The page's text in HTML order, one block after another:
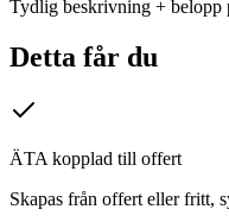
Tydlig beskrivning +
Detta får du
ÄTA kopplad till offert
Skapas från offert eller fritt,